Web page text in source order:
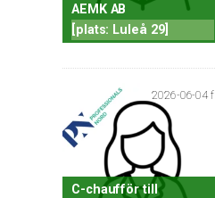
AEMK AB
[plats: Luleå 29]
2026-06-04 f
C-chaufför till